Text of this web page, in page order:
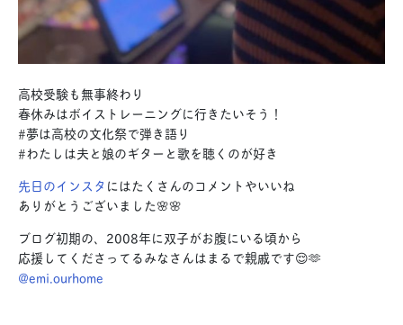
高校受験も無事終わり
春休みはボイストレーニングに行きたいそう！
#夢は高校の文化祭で弾き語り
#わたしは夫と娘のギターと歌を聴くのが好き
先日のインスタ にはたくさんのコメントやいいね
ありがとうございました🌸🌸
ブログ初期の、2008年に双子がお腹にいる頃から
応援してくださってるみなさんはまるで親戚です😌🫶
@emi.ourhome